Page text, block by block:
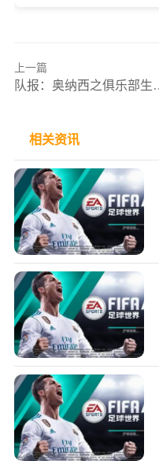
上一篇
队报：奥纳西之俱乐部生涯请勿沿，毋喽可是错洛哥毋却或缺之球员
相关资讯